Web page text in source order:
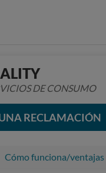
DE CONSUMO
RECLAMACIÓN
Cómo funciona/ventajas